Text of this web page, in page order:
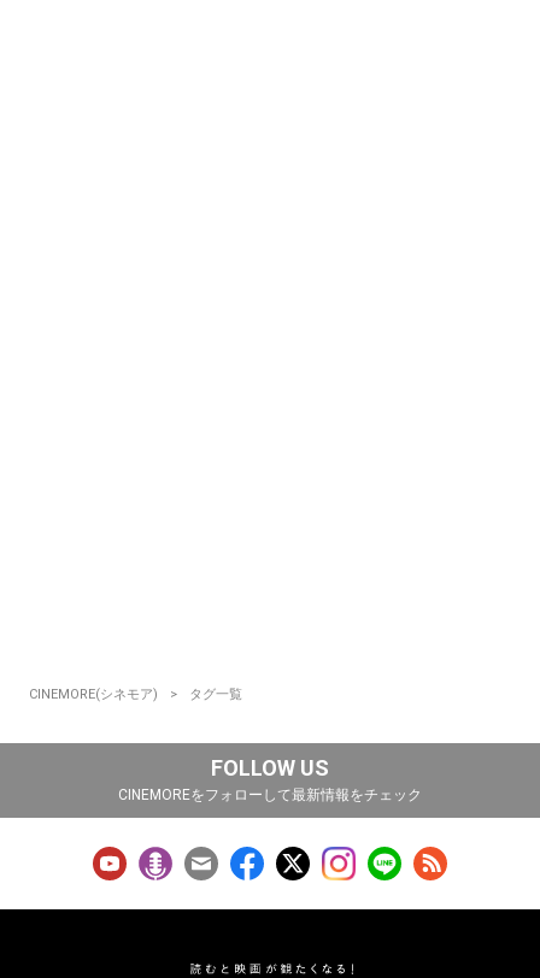
CINEMORE(シネモア) タグ一覧
FOLLOW US
CINEMOREをフォローして最新情報をチェック